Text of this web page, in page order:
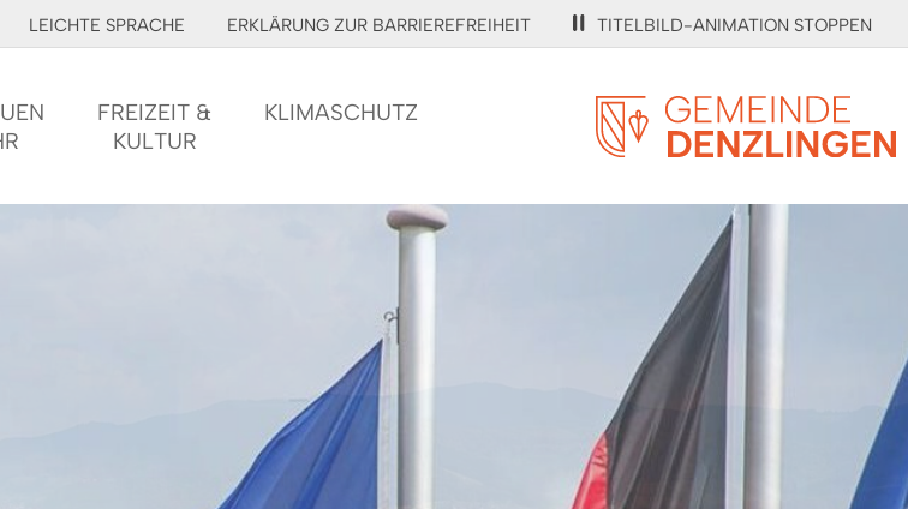
LEICHTE SPRACHE ERKLÄRUNG ZUR BARRIEREFREIHEIT TITELBILD-ANIMATION STOPPEN
FREIZEIT &
KULTUR
KLIMASCHUTZ